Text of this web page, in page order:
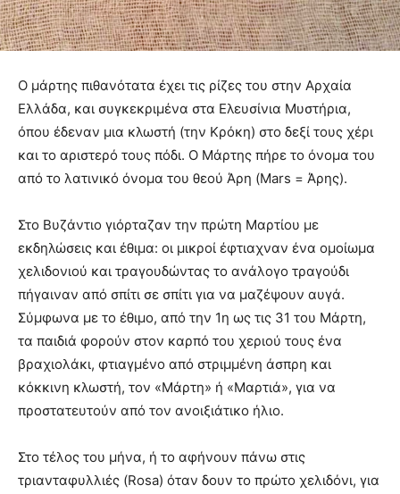
Ο μάρτης πιθανότατα έχει τις ρίζες του στην Αρχαία
Ελλάδα, και συγκεκριμένα στα Ελευσίνια Μυστήρια,
όπου έδεναν μια κλωστή (την Κρόκη) στο δεξί τους χέρι
και το αριστερό τους πόδι. Ο Μάρτης πήρε το όνομα του
από το λατινικό όνομα του θεού Άρη (Mars = Άρης).
Στο Βυζάντιο γιόρταζαν την πρώτη Μαρτίου με
εκδηλώσεις και έθιμα: οι μικροί έφτιαχναν ένα ομοίωμα
χελιδονιού και τραγουδώντας το ανάλογο τραγούδι
πήγαιναν από σπίτι σε σπίτι για να μαζέψουν αυγά.
Σύμφωνα με το έθιμο, από την 1η ως τις 31 του Μάρτη,
τα παιδιά φορούν στον καρπό του χεριού τους ένα
βραχιολάκι, φτιαγμένο από στριμμένη άσπρη και
κόκκινη κλωστή, τον «Μάρτη» ή «Μαρτιά», για να
προστατευτούν από τον ανοιξιάτικο ήλιο.
Στο τέλος του μήνα, ή το αφήνουν πάνω στις
τριανταφυλλιές (Rosa) όταν δουν το πρώτο χελιδόνι, για